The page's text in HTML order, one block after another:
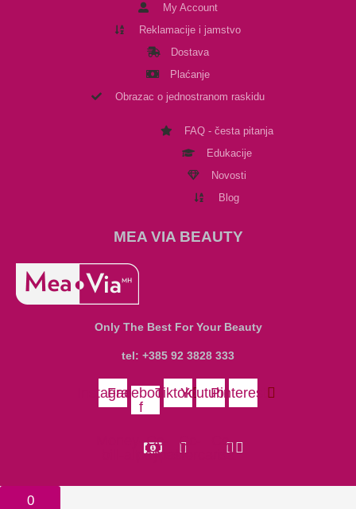
My Account
Reklamacije i jamstvo
Dostava
Plaćanje
Obrazac o jednostranom raskidu
FAQ - česta pitanja
Edukacije
Novosti
Blog
MEA VIA BEAUTY
Only The Best For Your Beauty
tel: +385 92 3828 333
Instagram
Facebook-
f
TiktokYoutubePinterest
Cc-
paypal
Cc-
mastercard
Cc-
visa
0